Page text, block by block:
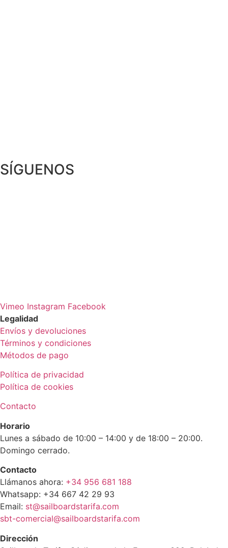
SÍGUENOS
Vimeo Instagram Facebook
Legalidad
Envíos y devoluciones
Términos y condiciones
Métodos de pago
Política de privacidad
Política de cookies
Contacto
Horario
Lunes a sábado de 10:00 – 14:00 y de 18:00 – 20:00.
Domingo cerrado.
Contacto
Llámanos ahora: +34 956 681 188
Whatsapp: +34 667 42 29 93
Email: st@sailboardstarifa.com
sbt-comercial@sailboardstarifa.com
Dirección